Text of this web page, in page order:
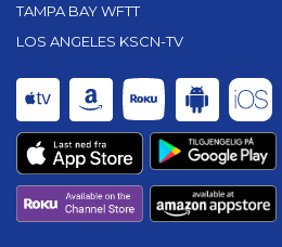
TAMPA BAY WFTT
LOS ANGELES KSCN-TV